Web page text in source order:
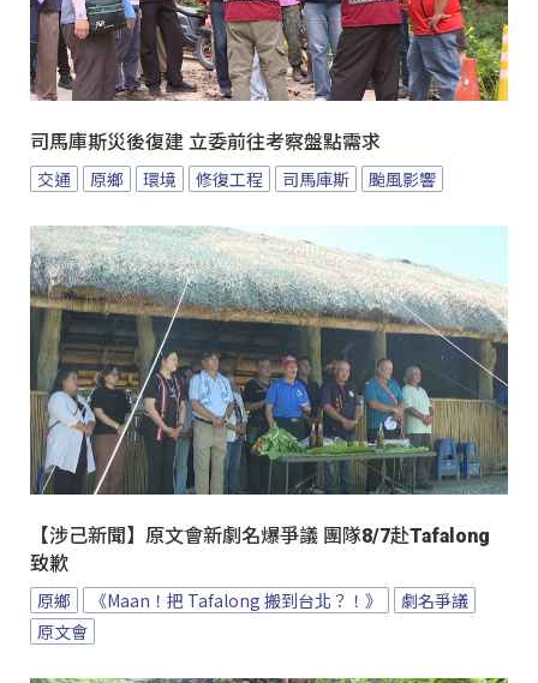
司馬庫斯災後復建 立委前往考察盤點需求
交通 原鄉 環境 修復工程 司馬庫斯 颱風影響
【涉己新聞】原文會新劇名爆爭議 團隊8/7赴Tafalong
致歉
原鄉 《Maan！把 Tafalong 搬到台北？！》
劇名爭議
原文會